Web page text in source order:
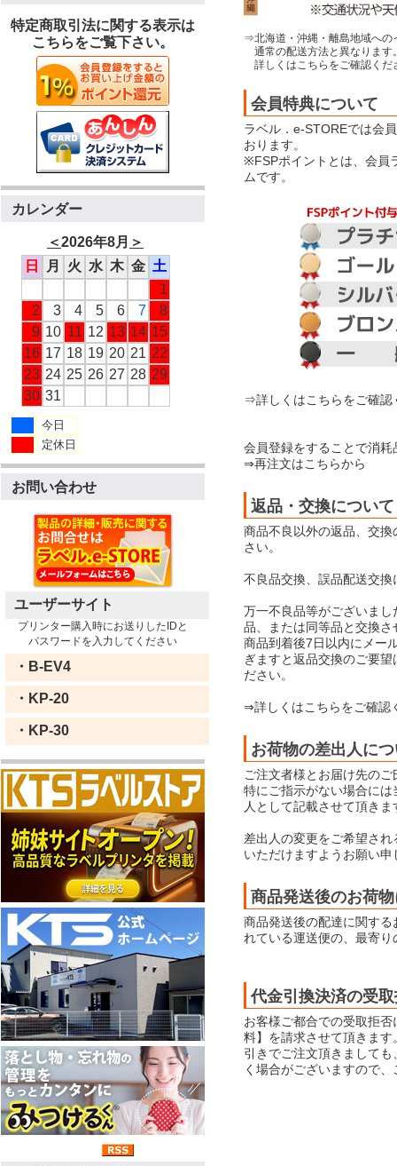
特定商取引法に関する表示は
こちらをご覧下さい。
カレンダー
＜2026年8月 ＞
日
月 火 水 木 金 土
1
2
3 4 5 6 7
8
9 10 11 12 13 14 15
16 17 18 19 20 21 22
23 24 25 26 27 28 29
30 31
今日
定休日
お問い合わせ
ユーザーサイト
プリンター購入時にお送りしたIDと
パスワードを入力してください
・B-EV4
・KP-20
・KP-30
⇒北海道・沖縄・離島地域への
通常の配送方法と異なります
詳しくはこちらをご確認くだ
会員特典について
ラベル．e-STOREでは会
おります。
※FSPポイントとは、会員
ムです。
⇒詳しくはこちらをご確認
会員登録をすることで消
⇒再注文はこちらから
返品・交換について
商品不良以外の返品、交
さい。
不良品交換、誤品配送交
万一不良品等がございま
品、または同等品と交換
商品到着後7日以内にメー
ぎますと返品交換のご要
ださい。
⇒詳しくはこちらをご確認
お荷物の差出人に
ご注文者様とお届け先の
特にご指示がない場合に
人として記載させて頂きま
差出人の変更をご希望さ
いただけますようお願い申
商品発送後のお荷
商品発送後の配達に関す
れている運送便の、最寄
代金引換決済の受
お客様ご都合での受取拒
料】を請求させて頂きま
引きでご注文頂きまして
く場合がございますので